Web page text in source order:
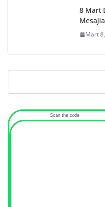
8 Mart
Mart
Scan the code